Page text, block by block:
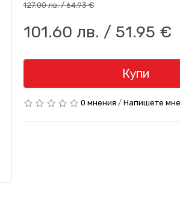
127.00 лв. / 64.93 €
101.60 лв. / 51.95 €
Купи
0 мнения / Напишете